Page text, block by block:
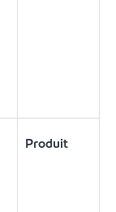
Produit